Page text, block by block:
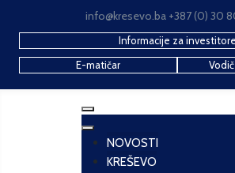
info@kresevo.ba +387 (0) 30
Informacije za investitore
E-matičar
NOVOSTI
KREŠEVO